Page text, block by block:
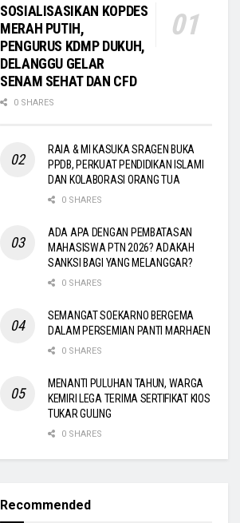
SOSIALISASIKAN KOPDES
MERAH PUTIH,
PENGURUS KDMP DUKUH,
DELANGGU GELAR
SENAM SEHAT DAN CFD
0 SHARES
RAIA & MI KASUKA SRAGEN BUKA
PPDB, PERKUAT PENDIDIKAN ISLAMI
DAN KOLABORASI ORANG TUA
0 SHARES
ADA APA DENGAN PEMBATASAN
MAHASISWA PTN 2026? ADAKAH
SANKSI BAGI YANG MELANGGAR?
0 SHARES
SEMANGAT SOEKARNO BERGEMA
DALAM PERSEMIAN PANTI MARHAEN
0 SHARES
MENANTI PULUHAN TAHUN, WARGA
KEMIRI LEGA TERIMA SERTIFIKAT KIOS
TUKAR GULING
0 SHARES
Recommended